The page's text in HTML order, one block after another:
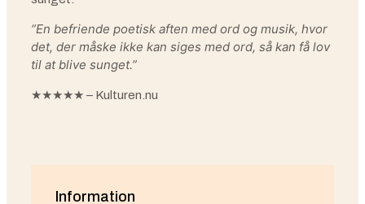
“En befriende poetisk aften med ord og musik, hvor
det, der måske ikke kan siges med ord, så kan få lov
til at blive sunget.”
★★★★★ – Kulturen.nu
Information